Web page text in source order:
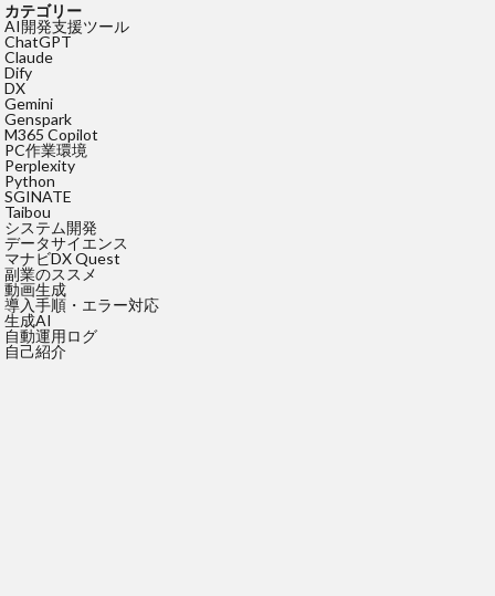
カテゴリー
AI開発支援ツール
ChatGPT
Claude
Dify
DX
Gemini
Genspark
M365 Copilot
PC作業環境
Perplexity
Python
SGINATE
Taibou
システム開発
データサイエンス
マナビDX Quest
副業のススメ
動画生成
導入手順・エラー対応
生成AI
自動運用ログ
自己紹介